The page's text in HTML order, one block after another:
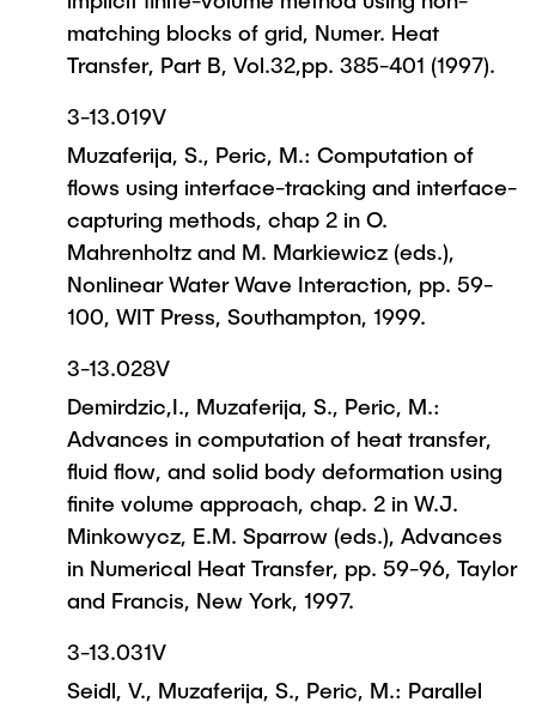
matching blocks of grid, Numer. Heat
Transfer, Part B, Vol.32,pp. 385-401 (1997).
3-13.019V
Muzaferija, S., Peric, M.: Computation of
flows using interface-tracking and interface-
capturing methods, chap 2 in O.
Mahrenholtz and M. Markiewicz (eds.),
Nonlinear Water Wave Interaction, pp. 59-
100, WIT Press, Southampton, 1999.
3-13.028V
Demirdzic,I., Muzaferija, S., Peric, M.:
Advances in computation of heat transfer,
fluid flow, and solid body deformation using
finite volume approach, chap. 2 in W.J.
Minkowycz, E.M. Sparrow (eds.), Advances
in Numerical Heat Transfer, pp. 59-96, Taylor
and Francis, New York, 1997.
3-13.031V
Seidl, V., Muzaferija, S., Peric, M.: Parallel